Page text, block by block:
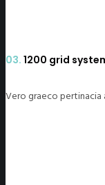
03. 1200 grid
Vero graeco pertinacia